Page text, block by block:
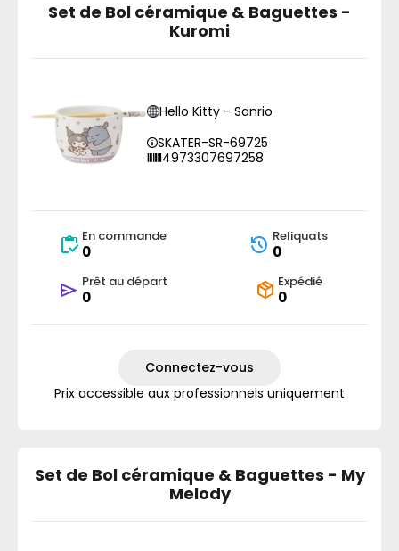
Set de Bol céramique & Baguettes -
Kuromi
Hello Kitty - Sanrio
SKATER-SR-69725
4973307697258
En commande
0
Reliquats
0
Prêt au départ
0
Expédié
0
Connectez-vous
Prix accessible aux professionnels uniquement
Set de Bol céramique & Baguettes - My
Melody